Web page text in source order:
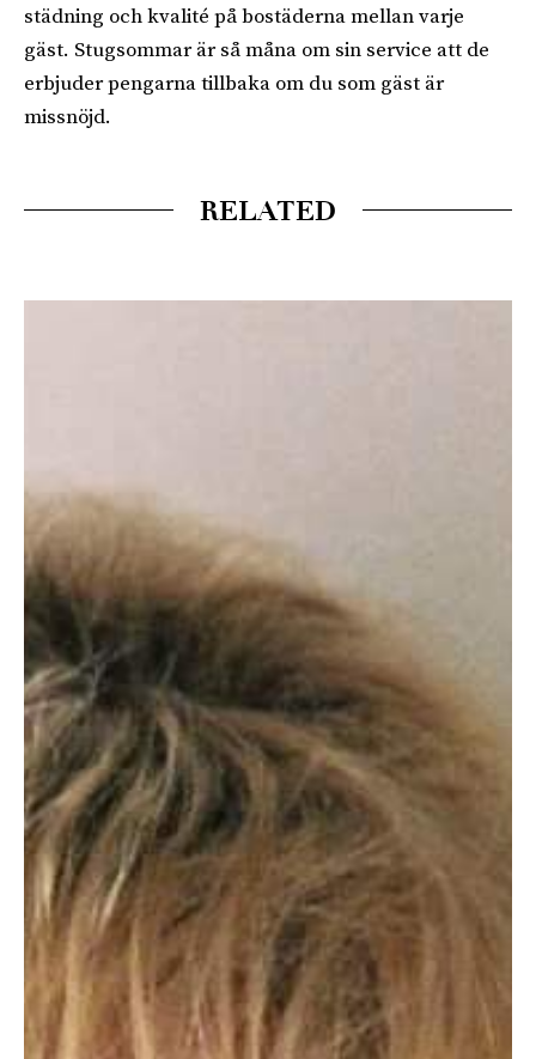
städning och kvalité på bostäderna mellan varje
gäst. Stugsommar är så måna om sin service att de
erbjuder pengarna tillbaka om du som gäst är
missnöjd.
RELATED